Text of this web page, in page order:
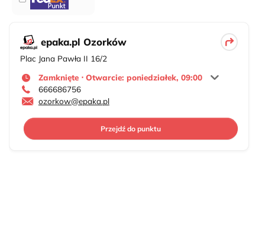
epaka.pl Ozorków
Plac Jana Pawła II 16/2
Zamknięte ⋅ Otwarcie: poniedziałek, 09:00
666686756
ozorkow@epaka.pl
Przejdź do punktu